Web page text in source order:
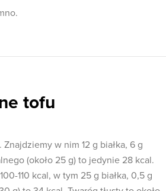
tofu
w nim 12 g białka, 6 g
(około 25 g) to jedynie 28 kcal.
110 kcal, w tym 25 g białka, 0,5 g